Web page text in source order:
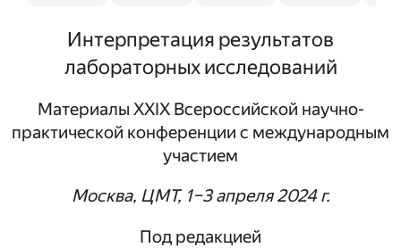
Интерпретация результатов
лабораторных исследований
Mатериалы XXIX Всероссийской научно-
практической конференции с международным
участием
Москва, ЦМТ, 1–3 апреля 2024 г.
Под редакцией